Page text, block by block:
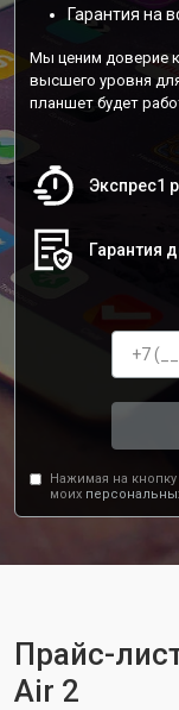
Гарантия на
Мы ценим доверие
высшего уровня
планшет будет
Экспрес1
Гарантия
Нажимая на
моих
Прайс-
Air 2